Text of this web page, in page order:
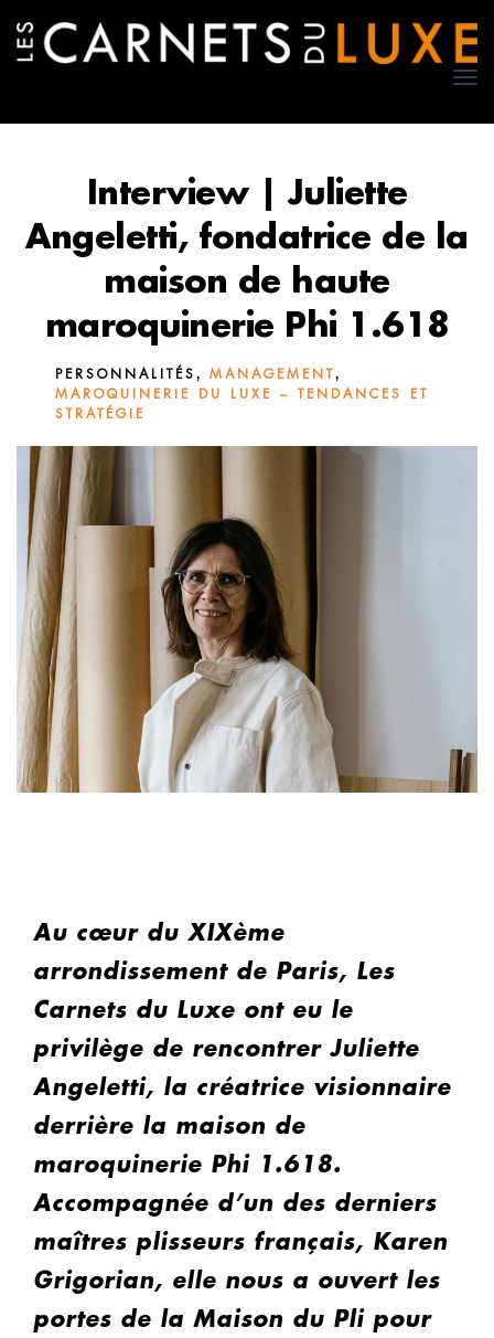
Interview | Juliette
Angeletti, fondatrice de la
maison de haute
maroquinerie Phi 1.618
PERSONNALITÉS , MANAGEMENT,
MAROQUINERIE DU LUXE – TENDANCES ET
STRATÉGIE
Au cœur du XIXème
arrondissement de Paris, Les
Carnets du Luxe ont eu le
privilège de rencontrer Juliette
Angeletti, la créatrice visionnaire
derrière la maison de
maroquinerie Phi 1.618.
Accompagnée d’un des derniers
maîtres plisseurs français, Karen
Grigorian, elle nous a ouvert les
portes de la Maison du Pli pour